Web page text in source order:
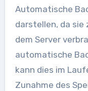
Automatische
darstellen, da
dem Server
automatische
kann dies im
Zunahme des